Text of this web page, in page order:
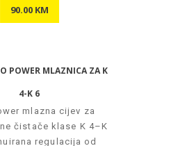
90.00 KM
POWER MLAZNICA ZA K
4-K 6
mlazna cijev za
čistače klase K 4–K
regulacija od